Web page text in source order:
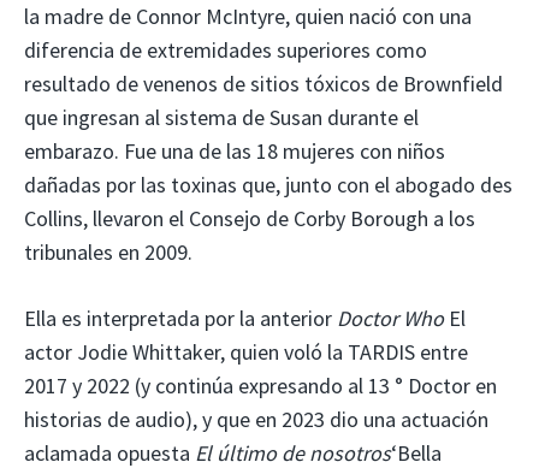
la madre de Connor McIntyre, quien nació con una
diferencia de extremidades superiores como
resultado de venenos de sitios tóxicos de Brownfield
que ingresan al sistema de Susan durante el
embarazo. Fue una de las 18 mujeres con niños
dañadas por las toxinas que, junto con el abogado des
Collins, llevaron el Consejo de Corby Borough a los
tribunales en 2009.
Ella es interpretada por la anterior Doctor WhoEl
actor Jodie Whittaker, quien voló la TARDIS entre
2017 y 2022 (y continúa expresando al 13 ° Doctor en
historias de audio), y que en 2023 dio una actuación
aclamada opuesta El último de nosotros‘Bella